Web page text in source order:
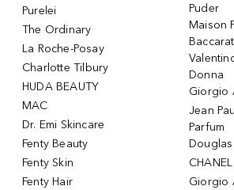
Purelei
The Ordinary
La Roche-Posay
Charlotte Tilbury
HUDA BEAUTY
MAC
Dr. Emi Skincare
Fenty Beauty
Fenty Skin
Fenty Hair
Puder
Maison
Donna
Giorgio
Jean
Parfum
Giorgio